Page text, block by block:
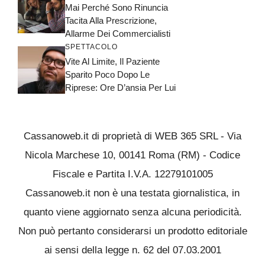
Mai Perché Sono Rinuncia
Tacita Alla Prescrizione,
Allarme Dei Commercialisti
SPETTACOLO
Vite Al Limite, Il Paziente
Sparito Poco Dopo Le
Riprese: Ore D’ansia Per Lui
Cassanoweb.it di proprietà di WEB 365 SRL - Via
Nicola Marchese 10, 00141 Roma (RM) - Codice
Fiscale e Partita I.V.A. 12279101005
Cassanoweb.it non è una testata giornalistica, in
quanto viene aggiornato senza alcuna periodicità.
Non può pertanto considerarsi un prodotto editoriale
ai sensi della legge n. 62 del 07.03.2001